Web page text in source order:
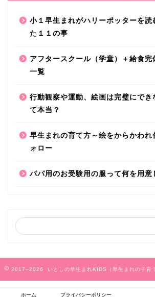
ベスト３
伊豆高原
リニューアルした『ぐらんぱる
遊ぼう
小１早生まれがハリーポッターを読
た１１の事
アフタースクール（学童）＋給食完
一覧
行動観察や運動、絵画は完璧にでき
て本当？
早生まれの育て方～絵をからかわれ
ォロー
パパ用のお受験用の服って何を用意
2017–2026 いとしの早生まれKIDS（早生まれの子育
ホーム プライバシーポリシー